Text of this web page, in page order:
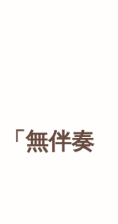
無伴奏